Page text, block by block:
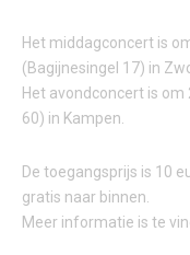
Het middagconcert is
(Bagijnesingel 17) in
Het avondconcert is om
60) in Kampen.
De toegangsprijs is 10
gratis naar binnen.
Meer informatie is te